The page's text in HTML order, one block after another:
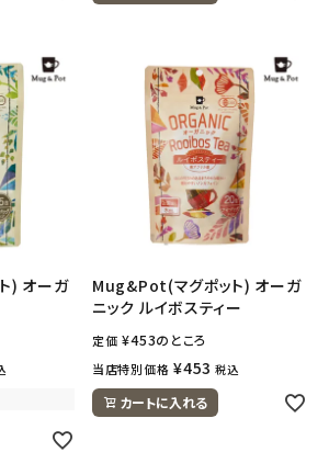
) オーガ
Mug&Pot(マグポット) オーガ
ニック ルイボスティー
定価 ¥453のところ
当店特別価格 ¥453 税込
カートに入れる